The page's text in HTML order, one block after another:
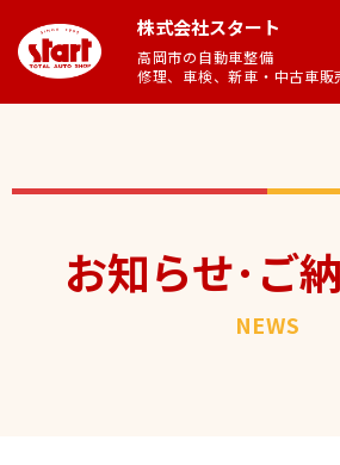
株式会社スタート
高岡市の自動車整備
修理、車検、新車・中古車販
お知らせ･ご
NEWS